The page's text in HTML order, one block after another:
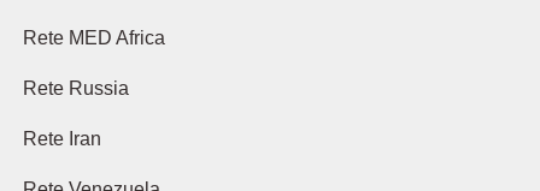
Rete MED Africa
Rete Russia
Rete Iran